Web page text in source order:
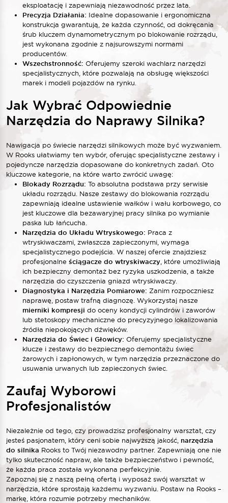
eksploatację i zapewniają niezawodność przez lata.
Precyzja Działania: Idealne dopasowanie i ergonomiczna
konstrukcja gwarantują, że każda czynność, od dokręcania
śrub kluczem dynamometrycznym po blokowanie rozrządu,
jest wykonana zgodnie z najsurowszymi normami
producentów.
Wszechstronność: Oferujemy szeroki wachlarz narzędzi
specjalistycznych, które pozwalają na obsługę większości
marek i modeli pojazdów na rynku.
Jak Wybrać Odpowiednie
Narzędzia do Naprawy Silnika?
Nawigacja po świecie narzędzi silnikowych może być wyzwaniem.
W Rooks ułatwiamy ten wybór, oferując specjalistyczne zestawy i
pojedyncze narzędzia dopasowane do konkretnych zadań. Oto
kluczowe kategorie, na które warto zwrócić uwagę:
Blokady Rozrządu: To absolutna podstawa przy serwisie
układu rozrządu. Nasze zestawy do blokowania rozrządu
zapewniają idealne ustawienie wałków i wału korbowego, co
jest kluczowe dla bezawaryjnej pracy silnika po wymianie
paska lub łańcucha.
Narzędzia do Układu Wtryskowego: Praca z
wtryskiwaczami, zwłaszcza zapieczonymi, wymaga
specjalistycznego podejścia. W naszej ofercie znajdziesz
profesjonalne ściągacze do wtryskiwaczy , które umożliwiają
ich bezpieczny demontaż bez ryzyka uszkodzenia, a także
narzędzia do czyszczenia gniazd wtryskiwaczy.
Diagnostyka i Narzędzia Pomiarowe: Zanim rozpoczniesz
naprawę, postaw trafną diagnozę. Wykorzystaj nasze
mierniki kompresji do oceny kondycji cylindrów i zaworów
lub stetoskopy mechaniczne do precyzyjnego lokalizowania
źródła niepokojących dźwięków.
Narzędzia do Świec i Głowicy: Oferujemy specjalistyczne
klucze i zestawy do bezpiecznego demontażu świec
żarowych i zapłonowych, w tym narzędzia przeznaczone do
usuwania urwanych lub zapieczonych świec.
Zaufaj Wyborowi
Profesjonalistów
Niezależnie od tego, czy prowadzisz profesjonalny warsztat, czy
jesteś pasjonatem, który ceni sobie najwyższą jakość, narzędzia
do silnika Rooks to Twój niezawodny partner. Zapewniają one nie
tylko skuteczność napraw, ale także bezpieczeństwo i pewność,
że każda praca została wykonana perfekcyjnie.
Zapoznaj się z naszą pełną ofertą i wyposaż swój warsztat w
narzędzia, które sprostają każdemu wyzwaniu. Postaw na Rooks –
markę, która rozumie potrzeby mechaników.